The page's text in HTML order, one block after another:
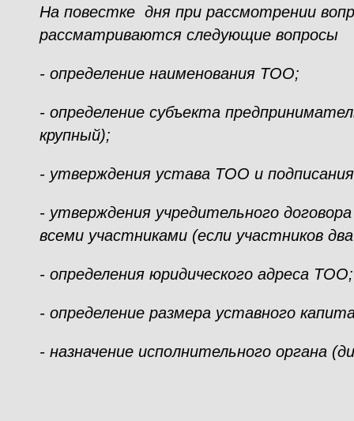
На повестке дня при рассмотрении
рассматриваются следующие вопросы
- определение наименования ТОО;
- определение субъекта
крупный);
- утверждения устава ТОО и
- утверждения учредительного
всеми участниками (если участников
- определения юридического адреса ТОО;
- определение размера уставного
- назначение исполнительного органа